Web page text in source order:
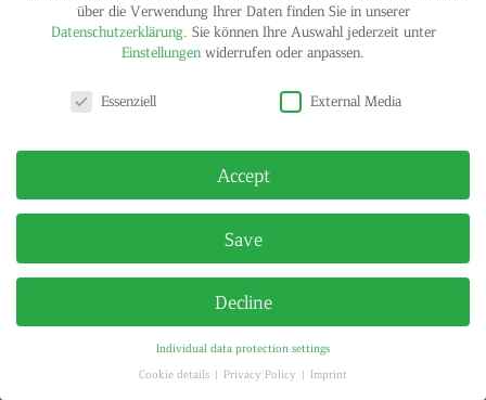
über die Verwendung Ihrer Daten finden Sie in unserer
Datenschutzerklärung. Sie können Ihre Auswahl jederzeit unter
Einstellungen widerrufen oder anpassen.
Essenziell
External Media
Accept
Save
Decline
Individual data protection settings
Cookie details
Privacy Policy Imprint